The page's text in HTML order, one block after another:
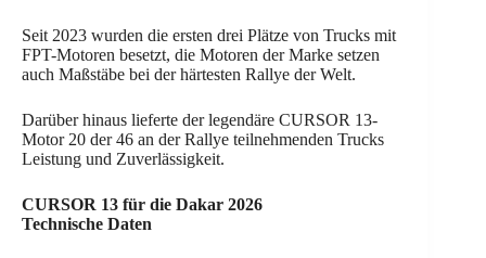
Seit 2023 wurden die ersten drei Plätze von Trucks mit
FPT-Motoren besetzt, die Motoren der Marke setzen
auch Maßstäbe bei der härtesten Rallye der Welt.
Darüber hinaus lieferte der legendäre CURSOR 13-
Motor 20 der 46 an der Rallye teilnehmenden Trucks
Leistung und Zuverlässigkeit.
CURSOR 13 für die Dakar 2026
Technische Daten